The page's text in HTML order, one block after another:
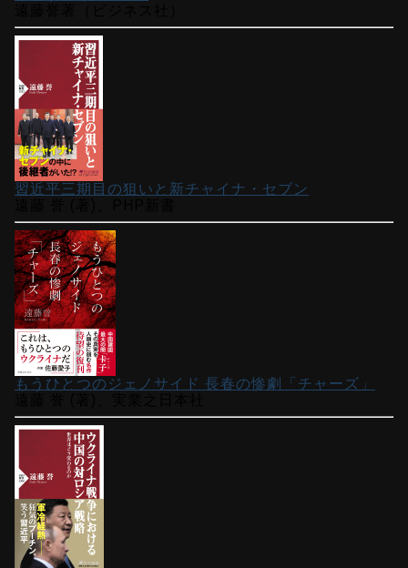
習近平三期目の狙いと新チャイナ・セブン
もうひとつのジェノサイド 長春の惨劇「チャーズ」